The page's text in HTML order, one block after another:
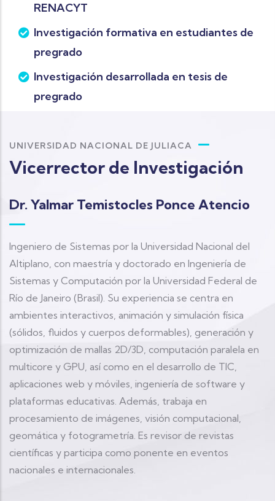
RENACYT
Investigación formativa en estudiantes de
pregrado
Investigación desarrollada en tesis de
pregrado
UNIVERSIDAD NACIONAL DE JULIACA
Vicerrector de Investigación
Dr. Yalmar Temistocles Ponce Atencio
Ingeniero de Sistemas por la Universidad Nacional del
Altiplano, con maestría y doctorado en Ingeniería de
Sistemas y Computación por la Universidad Federal de
Río de Janeiro (Brasil). Su experiencia se centra en
ambientes interactivos, animación y simulación física
(sólidos, fluidos y cuerpos deformables), generación y
optimización de mallas 2D/3D, computación paralela en
multicore y GPU, así como en el desarrollo de TIC,
aplicaciones web y móviles, ingeniería de software y
plataformas educativas. Además, trabaja en
procesamiento de imágenes, visión computacional,
geomática y fotogrametría. Es revisor de revistas
científicas y participa como ponente en eventos
nacionales e internacionales.